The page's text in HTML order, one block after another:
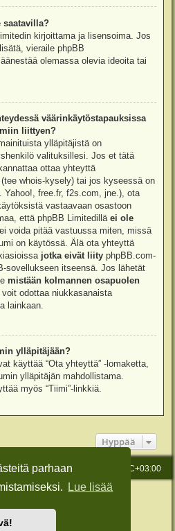
parhaan
Lue lisää
saatavilla?
kirjoittama ja lisensoima. Jos
vieraile phpBB
äänestää olemassa olevia ideoita tai
väärinkäytöstapauksissa
liittyen?
ylläpitäjistä on
valituksillesi. Jos et tätä
ottaa yhteyttä
whois-kysely) tai jos kyseessä on
free.fr, f2s.com, jne.), ota
vastaavaan osastoon
että phpBB Limitedillä ei ole
voida pitää vastuussa miten, missä
on käytössä. Älä ota yhteyttä
jotka eivät liity phpBB.com-
sovellukseen itseensä. Jos lähetät
mistään kolmannen osapuolen
odottaa niukkasanaista
lainkaan.
ylläpitäjään?
käyttää “Ota yhteyttä” -lomaketta,
ylläpitäjän mahdollistama.
myös “Tiimi”-linkkiä.
Hyppää
Kaikki ajat ovat UTC+03:00
® Forum Software © phpBB Limited